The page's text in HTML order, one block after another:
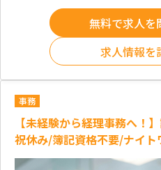
無料で求人を
求人情報を
事務
【未経験から経理事務へ！
祝休み/簿記資格不要/ナイト